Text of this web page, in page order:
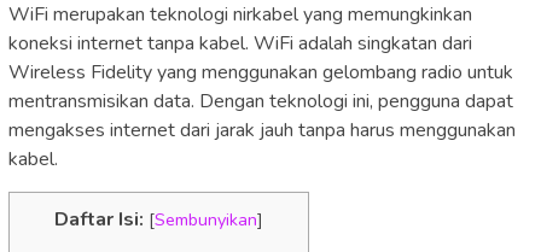
WiFi merupakan teknologi nirkabel yang memungkinkan
koneksi internet tanpa kabel. WiFi adalah singkatan dari
Wireless Fidelity yang menggunakan gelombang radio untuk
mentransmisikan data. Dengan teknologi ini, pengguna dapat
mengakses internet dari jarak jauh tanpa harus menggunakan
kabel.
Daftar Isi: [Sembunyikan]